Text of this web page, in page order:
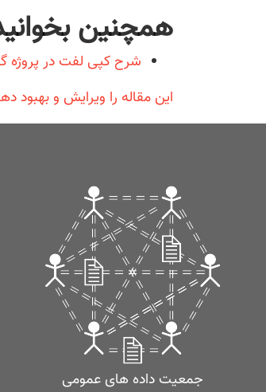
همچنین
شرح کپی لفت در پروژه
این مقاله را ویرایش و بهبود
جمعیت داده های عمومی